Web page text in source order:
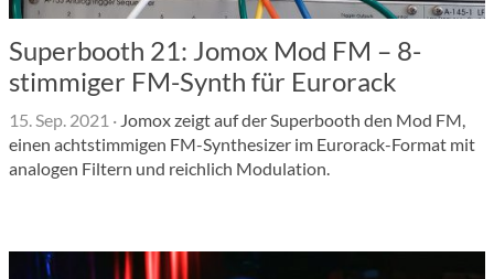
Superbooth 21: Jomox Mod FM – 8-
stimmiger FM-Synth für Eurorack
15. Sep. 2021 · Jomox zeigt auf der Superbooth den Mod FM,
einen achtstimmigen FM-Synthesizer im Eurorack-Format mit
analogen Filtern und reichlich Modulation.